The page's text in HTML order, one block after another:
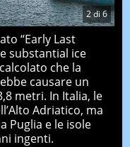
2di6
“Early Last
substantial ice
che la
causare un
metri. In Italia, le
Adriatico, ma
Puglia e le isole
ingenti.